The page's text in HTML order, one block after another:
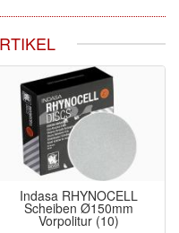
Indasa RHYNOCELL
Scheiben Ø150mm
Vorpolitur (10)